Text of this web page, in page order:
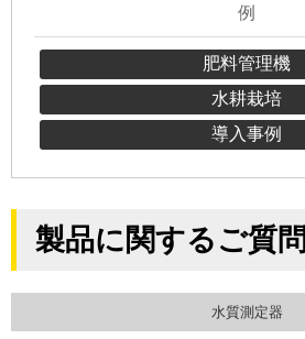
例
肥料管理機
水耕栽培
導入事例
製品に関するご質問
水質測定器